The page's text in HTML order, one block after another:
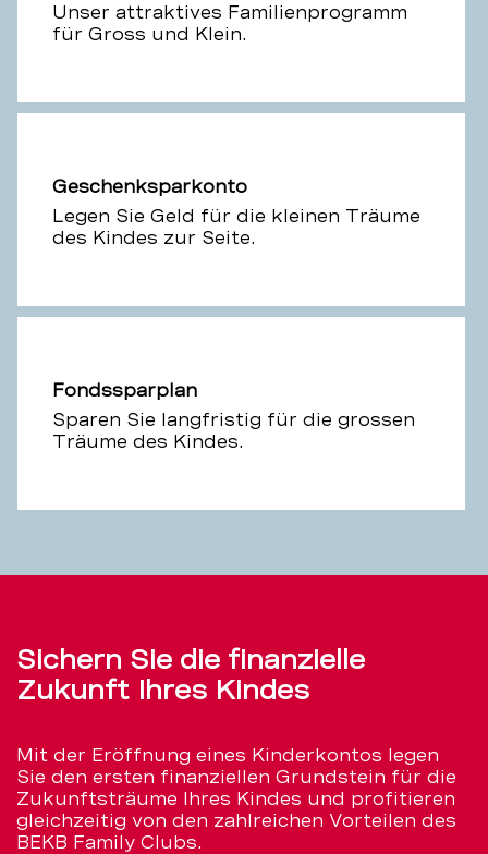
Unser attraktives Familienprogramm
für Gross und Klein.
Geschenksparkonto
Legen Sie Geld für die kleinen Träume
des Kindes zur Seite.
Fondssparplan
Sparen Sie langfristig für die grossen
Träume des Kindes.
Sichern Sie die finanzielle
Zukunft Ihres Kindes
Mit der Eröffnung eines Kinderkontos legen
Sie den ersten finanziellen Grundstein für die
Zukunftsträume Ihres Kindes und profitieren
gleichzeitig von den zahlreichen Vorteilen des
BEKB Family Clubs.